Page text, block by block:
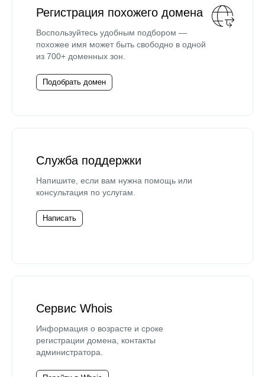
Регистрация похожего домена
Воспользуйтесь удобным подбором —
похожее имя может быть свободно в одной
из 700+ доменных зон.
Подобрать домен
Служба поддержки
Напишите, если вам нужна помощь или
консультация по услугам.
Написать
Сервис Whois
Информация о возрасте и сроке
регистрации домена, контакты
администратора.